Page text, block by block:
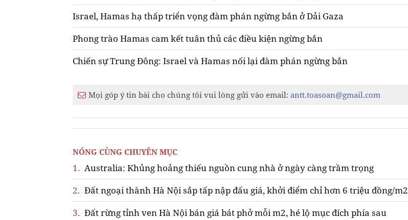
Israel, Hamas hạ thấp triển vọng đàm phán ngừng bắn ở Dải Gaza
Phong trào Hamas cam kết tuân thủ các điều kiện ngừng bắn
Chiến sự Trung Đông: Israel và Hamas nối lại đàm phán ngừng bắn
Mọi góp ý tin bài cho chúng tôi vui lòng gửi vào email: antt.toasoan@gmail.com
NÓNG CÙNG CHUYÊN MỤC
1. Australia: Khủng hoảng thiếu nguồn cung nhà ở ngày càng trầm trọng
2. Đất ngoại thành Hà Nội sắp tấp nập đấu giá, khởi điểm chỉ hơn 6 triệu đồng/m2
3. Đất rừng tỉnh ven Hà Nội bán giá bát phở mỗi m2, hé lộ mục đích phía sau